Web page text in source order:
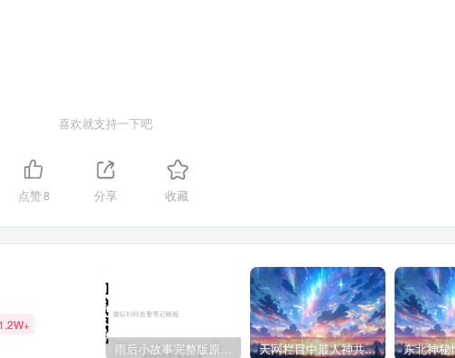
喜欢就支持一下吧
点赞8 分享 收藏
雨后小故事完整版原片动态图（图+文字解说版） 天网栏目中最人神共愤的一期《消失的夫妻》